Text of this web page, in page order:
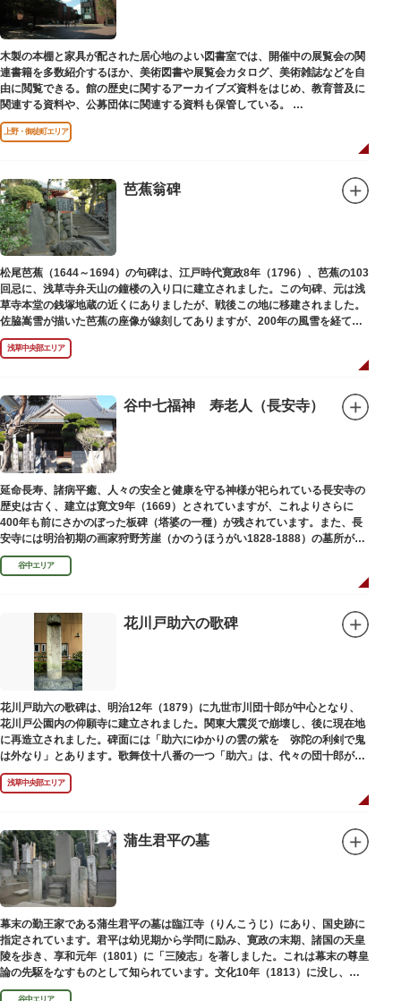
木製の本棚と家具が配された居心地のよい図書室では、開催中の展覧会の関
連書籍を多数紹介するほか、美術図書や展覧会カタログ、美術雑誌などを自
由に閲覧できる。館の歴史に関するアーカイブズ資料をはじめ、教育普及に
関連する資料や、公募団体に関連する資料も保管している。
（画像提供：東京都美術館）
上野・御徒町エリア
芭蕉翁碑
松尾芭蕉（1644～1694）の句碑は、江戸時代寛政8年（1796）、芭蕉の103
回忌に、浅草寺弁天山の鐘楼の入り口に建立されました。この句碑、元は浅
草寺本堂の銭塚地蔵の近くにありましたが、戦後この地に移建されました。
佐脇嵩雪が描いた芭蕉の座像が線刻してありますが、200年の風雪を経て、
碑石も欠損し、碑面の判読も困難となっています。
浅草中央部エリア
谷中七福神 寿老人（長安寺）
延命長寿、諸病平癒、人々の安全と健康を守る神様が祀られている長安寺の
歴史は古く、建立は寛文9年（1669）とされていますが、これよりさらに
400年も前にさかのぼった板碑（塔婆の一種）が残されています。また、長
安寺には明治初期の画家狩野芳崖（かのうほうがい1828-1888）の墓所があ
ります。
谷中エリア
花川戸助六の歌碑
花川戸助六の歌碑は、明治12年（1879）に九世市川団十郎が中心となり、
花川戸公園内の仰願寺に建立されました。関東大震災で崩壊し、後に現在地
に再造立されました。碑面には「助六にゆかりの雲の紫を 弥陀の利剣で鬼
は外なり」とあります。歌舞伎十八番の一つ「助六」は、代々の団十郎が伝
えていますが、助六の実像は不明です。
浅草中央部エリア
蒲生君平の墓
幕末の勤王家である蒲生君平の墓は臨江寺（りんこうじ）にあり、国史跡に
指定されています。君平は幼児期から学問に励み、寛政の末期、諸国の天皇
陵を歩き、享和元年（1801）に「三陵志」を著しました。これは幕末の尊皇
論の先駆をなすものとして知られています。文化10年（1813）に没し、高
山彦三郎や林子平と共に「寛政三奇人」の一人にあげられています。